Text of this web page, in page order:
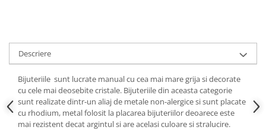
Descriere
Bijuteriile sunt lucrate manual cu cea mai mare grija si decorate
cu cele mai deosebite cristale. Bijuteriile din aceasta categorie
sunt realizate dintr-un aliaj de metale non-alergice si sunt placate
cu rhodium, metal folosit la placarea bijuteriilor deoarece este
mai rezistent decat argintul si are acelasi culoare si stralucire.